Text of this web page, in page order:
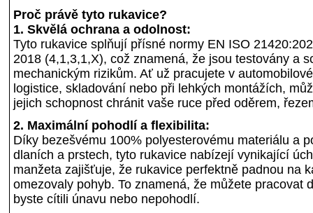
Proč právě tyto rukavice?
1. Skvělá ochrana a odolnost:
Tyto rukavice splňují přísné normy EN ISO
2018 (4,1,3,1,X), což znamená, že jsou testovány a
mechanickým rizikům. Ať už pracujete v
logistice, skladování nebo při lehkých montážích,
jejich schopnost chránit vaše ruce před oděrem,
2. Maximální pohodlí a flexibilita:
Díky bezešvému 100% polyesterovému materiálu a
dlaních a prstech, tyto rukavice nabízejí vynikající
manžeta zajišťuje, že rukavice perfektně padnou na
omezovaly pohyb. To znamená, že můžete pracovat
byste cítili únavu nebo nepohodlí.